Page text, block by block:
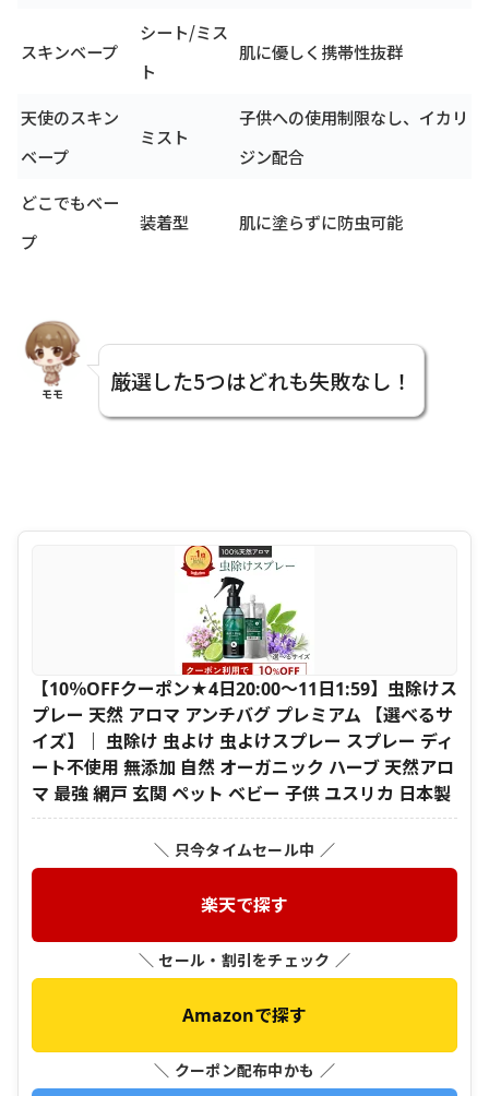
スキンベープ
シート/ミス
ト
肌に優しく携帯性抜群
天使のスキン
ベープ
ミスト
子供への使用制限なし、イカリ
ジン配合
どこでもベー
プ
装着型 肌に塗らずに防虫可能
モモ 厳選した5つはどれも失敗なし！
【10％OFFクーポン★4日20:00～11日1:59】虫除けス
プレー 天然 アロマ アンチバグ プレミアム 【選べるサ
イズ】｜ 虫除け 虫よけ 虫よけスプレー スプレー ディ
ート不使用 無添加 自然 オーガニック ハーブ 天然アロ
マ 最強 網戸 玄関 ペット ベビー 子供 ユスリカ 日本製
＼ 只今タイムセール中 ／
楽天で探す
＼ セール・割引をチェック ／
Amazonで探す
＼ クーポン配布中かも ／